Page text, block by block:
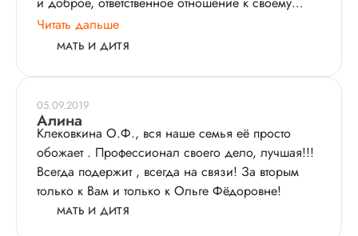
делу! Очень рада, что я ее встретила на своем
пути, мне приятно, что такой врач помогла мне
бережное отношение к своему здоровью! Всего
самого доброго и наилучшего Ольге Федоровне!
Читать дальше
МАТЬ И ДИТЯ
05.09.2019
Алина
Клековкина О.Ф., вся наше семья её просто
обожает . Профессионал своего дело, лучшая!!!
Всегда подержит , всегда на связи! За вторым
только к Вам и только к Ольге Фёдоровне!
МАТЬ И ДИТЯ